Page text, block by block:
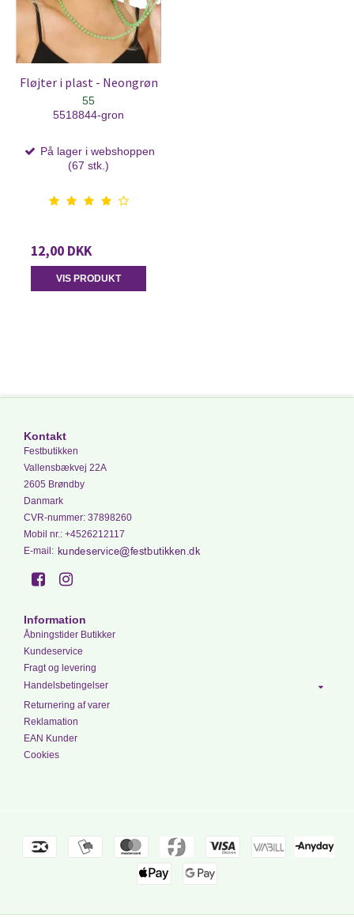
Fløjter i plast - Neongrøn
55
5518844-gron
På lager i webshoppen
(67 stk.)
12,00 DKK
VIS PRODUKT
Kontakt
Festbutikken
Vallensbækvej 22A
2605 Brøndby
Danmark
CVR-nummer: 37898260
Mobil nr.: +4526212117
E-mail :
Information
Åbningstider Butikker
Kundeservice
Fragt og levering
Handelsbetingelser
Returnering af varer
Reklamation
EAN Kunder
Cookies